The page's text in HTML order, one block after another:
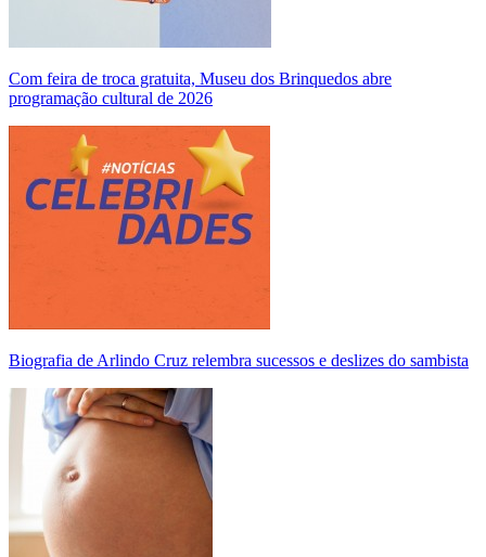
Com feira de troca gratuita, Museu dos Brinquedos abre
programação cultural de 2026
Biografia de Arlindo Cruz relembra sucessos e deslizes do sambista